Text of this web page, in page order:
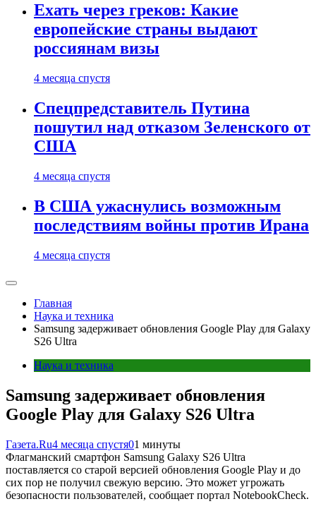
Ехать через греков: Какие
европейские страны выдают
россиянам визы
4 месяца спустя
Спецпредставитель Путина
пошутил над отказом Зеленского от
США
4 месяца спустя
В США ужаснулись возможным
последствиям войны против Ирана
4 месяца спустя
Главная
Наука и техника
Samsung задерживает обновления Google Play для Galaxy
S26 Ultra
Наука и техника
Samsung задерживает обновления
Google Play для Galaxy S26 Ultra
Газета.Ru4 месяца спустя01 минуты
Флагманский смартфон Samsung Galaxy S26 Ultra
поставляется со старой версией обновления Google Play и до
сих пор не получил свежую версию. Это может угрожать
безопасности пользователей, сообщает портал NotebookCheck.